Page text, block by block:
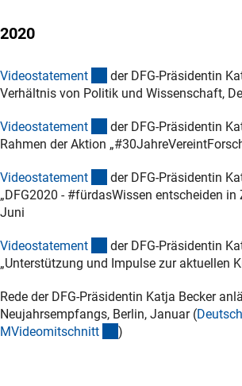
2020
Videostatement (externer Link)
der DFG-Präsidentin
Verhältnis von Politik und Wissenschaft,
Videostatement (externer Link)
der DFG-Präsidentin
Rahmen der Aktion
Videostatement (externer Link)
der DFG-Präsidentin
„DFG2020 - #fürdasWissen entscheiden in
Juni
Videostatement (externer Link)
der DFG-Präsidentin
„Unterstützung und Impulse zur aktuellen
Rede der DFG-Präsidentin Katja Becker
Neujahrsempfangs, Berlin, Januar (Deutsch
MVideomitschnitt (externer Link)
)